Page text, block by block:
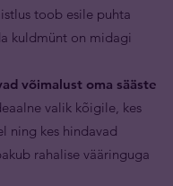
toob esile puhta
kuldmünt on midagi
võimalust oma sääste
valik kõigile, kes
ning kes hindavad
rahalise vääringuga